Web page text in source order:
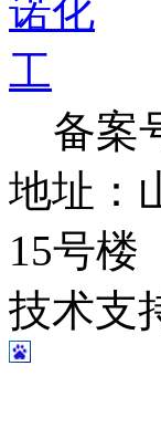
备案
地址：
15号楼
技术支